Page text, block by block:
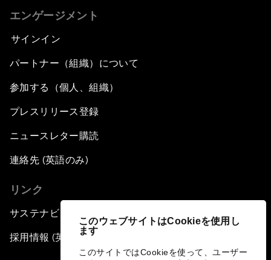
このウェブサイトはCookieを使用し
ます
このサイトではCookieを使って、ユーザー
エンゲージメント
サインイン
パートナー（組織）について
参加する（個人、組織）
プレスリリース登録
ニュースレター購読
連絡先 (英語のみ)
リンク
サステナビリティへの取り組み
採用情報 (英語のみ)